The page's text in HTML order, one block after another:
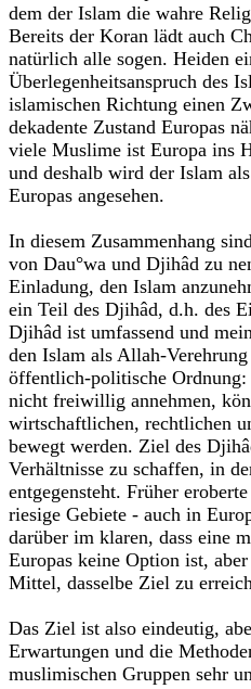
dem der Islam die wahre
Bereits der Koran lädt auch
natürlich alle sogen. Heiden
Überlegenheitsanspruch des
islamischen Richtung einen
dekadente Zustand Europas
viele Muslime ist Europa ins
und deshalb wird der Islam
Europas angesehen.
In diesem Zusammenhang
von Dau°wa und Djihâd zu
Einladung, den Islam
ein Teil des Djihâd, d.h. des
Djihâd ist umfassend und
den Islam als Allah-
öffentlich-politische
nicht freiwillig annehmen,
wirtschaftlichen, rechtlichen
bewegt werden. Ziel des
Verhältnisse zu schaffen, in
entgegensteht. Früher
riesige Gebiete - auch in
darüber im klaren, dass eine
Europas keine Option ist,
Mittel, dasselbe Ziel zu
Das Ziel ist also eindeutig,
Erwartungen und die
muslimischen Gruppen sehr